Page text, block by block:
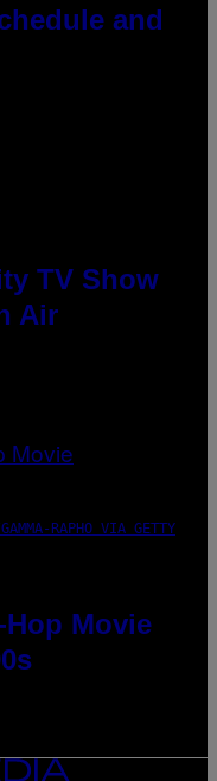
and
TV Show
Air
RAPHO VIA GETTY
Movie